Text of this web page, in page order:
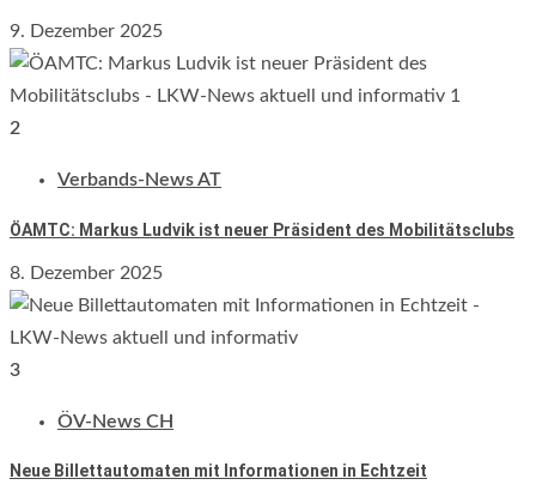
9. Dezember 2025
2
Verbands-News AT
ÖAMTC: Markus Ludvik ist neuer Präsident des Mobilitätsclubs
8. Dezember 2025
3
ÖV-News CH
Neue Billettautomaten mit Informationen in Echtzeit